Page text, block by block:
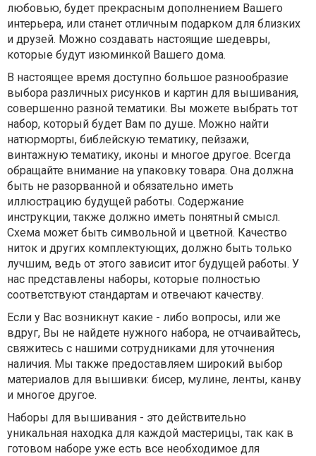
любовью, будет прекрасным дополнением Вашего
интерьера, или станет отличным подарком для близких
и друзей. Можно создавать настоящие шедевры,
которые будут изюминкой Вашего дома.
В настоящее время доступно большое разнообразие
выбора различных рисунков и картин для вышивания,
совершенно разной тематики. Вы можете выбрать тот
набор, который будет Вам по душе. Можно найти
натюрморты, библейскую тематику, пейзажи,
винтажную тематику, иконы и многое другое. Всегда
обращайте внимание на упаковку товара. Она должна
быть не разорванной и обязательно иметь
иллюстрацию будущей работы. Содержание
инструкции, также должно иметь понятный смысл.
Схема может быть символьной и цветной. Качество
ниток и других комплектующих, должно быть только
лучшим, ведь от этого зависит итог будущей работы. У
нас представлены наборы, которые полностью
соответствуют стандартам и отвечают качеству.
Если у Вас возникнут какие - либо вопросы, или же
вдруг, Вы не найдете нужного набора, не отчаивайтесь,
свяжитесь с нашими сотрудниками для уточнения
наличия. Мы также предоставляем широкий выбор
материалов для вышивки: бисер, мулине, ленты, канву
и многое другое.
Наборы для вышивания - это действительно
уникальная находка для каждой мастерицы, так как в
готовом наборе уже есть все необходимое для